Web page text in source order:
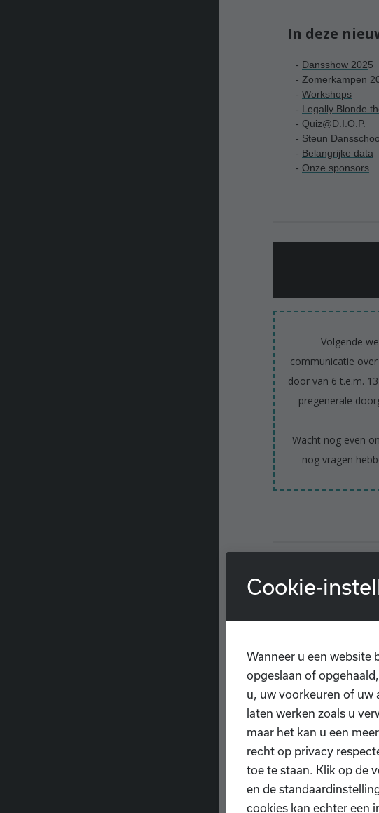
In deze
- Dansshow 2025
- Zomerkampen
- Workshops
- L egally Blonde
- Quiz@D.I.O.P.
- Steun
- Belangrijke data
- Onze sponsors
Volgende
communicatie
door van 6 t.e.m.
pregenerale
Wacht nog even
nog vragen
Naar jaarlijkse
Dit voor kleuters,
reeds gestart op
bekende &
Cookie-
Wanneer u een website
opgeslaan of
u, uw voorkeuren of uw
laten werken zoals u
maar het kan u een
recht op privacy
toe te staan. Klik op de
en de
cookies kan echter een